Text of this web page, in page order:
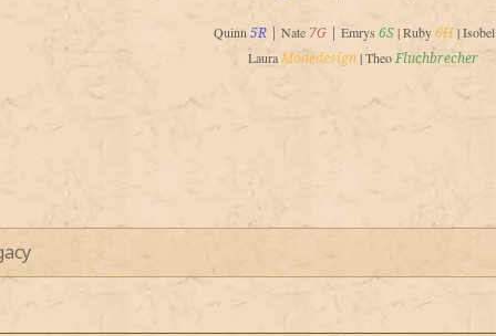
Quinn 5R| Nate 7G | Emrys 6S |Ruby 6H|Isobel
LauraModedesign|TheoFluchbrecher